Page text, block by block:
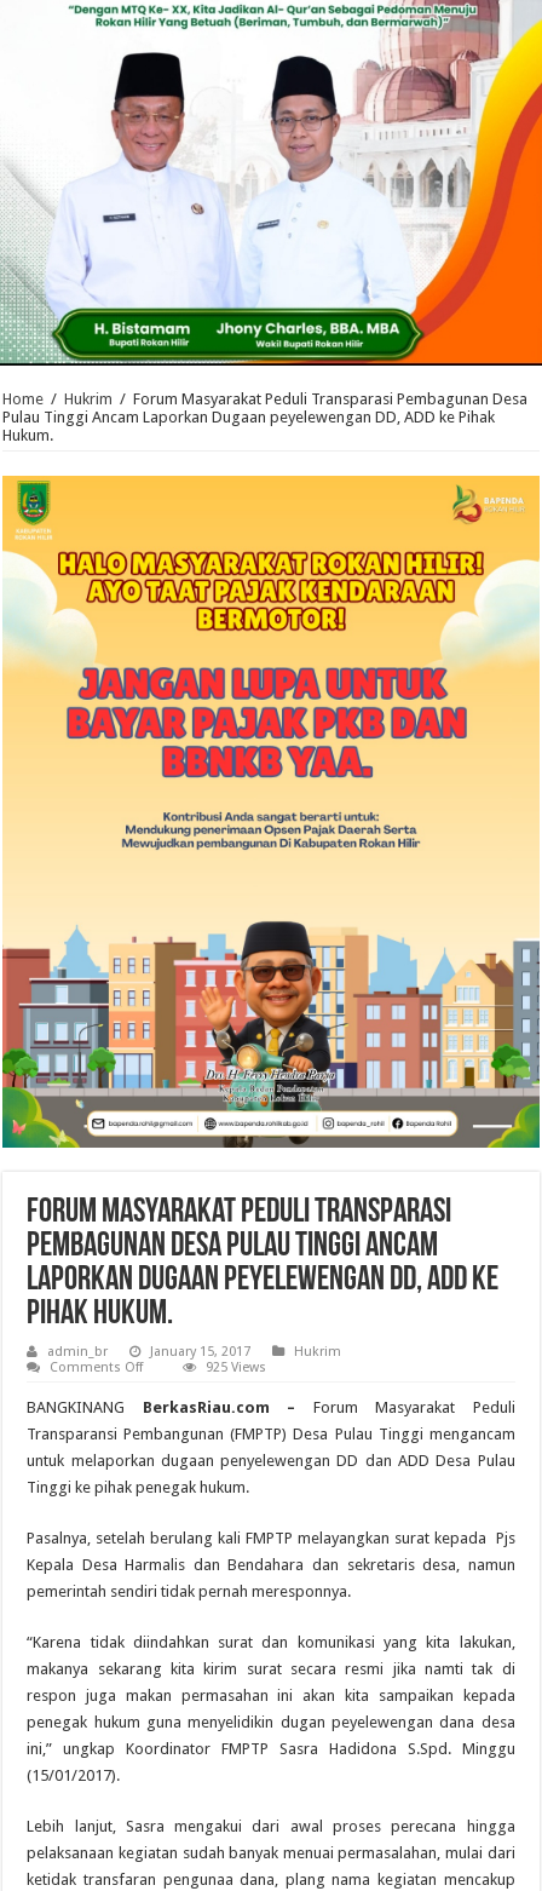
Home / Hukrim / Forum Masyarakat Peduli Transparasi Pembagunan Desa
Pulau Tinggi Ancam Laporkan Dugaan peyelewengan DD, ADD ke Pihak
Hukum.
Forum Masyarakat Peduli Transparasi
Pembagunan Desa Pulau Tinggi Ancam
Laporkan Dugaan peyelewengan DD, ADD ke
Pihak Hukum.
admin_br January 15, 2017
Hukrim
Comments Offon
Masyarakat
Peduli
Transparasi
Pembagunan
Desa
Tinggi
peyelewengan
ADD
ke
Pihak
925 Views
BANGKINANG BerkasRiau.com – Forum Masyarakat Peduli
Transparansi Pembangunan (FMPTP) Desa Pulau Tinggi mengancam
untuk melaporkan dugaan penyelewengan DD dan ADD Desa Pulau
Tinggi ke pihak penegak hukum.
Pasalnya, setelah berulang kali FMPTP melayangkan surat kepada Pjs
Kepala Desa Harmalis dan Bendahara dan sekretaris desa, namun
pemerintah sendiri tidak pernah meresponnya.
“Karena tidak diindahkan surat dan komunikasi yang kita lakukan,
makanya sekarang kita kirim surat secara resmi jika namti tak di
respon juga makan permasahan ini akan kita sampaikan kepada
penegak hukum guna menyelidikin dugan peyelewengan dana desa
ini,” ungkap Koordinator FMPTP Sasra Hadidona S.Spd. Minggu
(15/01/2017).
Lebih lanjut, Sasra mengakui dari awal proses perecana hingga
pelaksanaan kegiatan sudah banyak menuai permasalahan, mulai dari
ketidak transfaran pengunaa dana, plang nama kegiatan mencakup